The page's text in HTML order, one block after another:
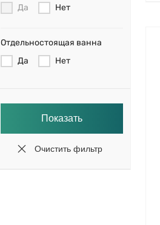
Да
Нет
Отдельностоящая ванна
Да
Нет